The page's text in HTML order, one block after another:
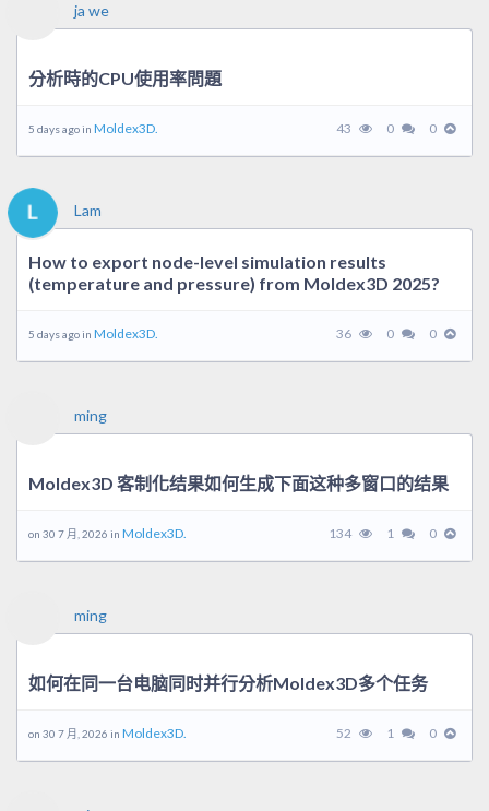
ja we
分析時的CPU使用率問題
5 days ago in Moldex3D. 43 0 0
Lam
How to export node-level simulation results
(temperature and pressure) from Moldex3D 2025?
5 days ago in Moldex3D. 36 0 0
ming
Moldex3D 客制化结果如何生成下面这种多窗口的结果
on 30 7 月, 2026 in Moldex3D. 134 1 0
ming
如何在同一台电脑同时并行分析Moldex3D多个任务
on 30 7 月, 2026 in Moldex3D. 52 1 0